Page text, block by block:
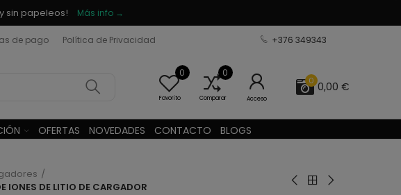
sin papeleos! Más info →
de pago Política de Privacidad +376 349343
0
Favorito
0
Comparar Acceso
0 0,00 €
OFERTAS NOVEDADES CONTACTO BLOGS
IONES DE LITIO DE CARGADOR